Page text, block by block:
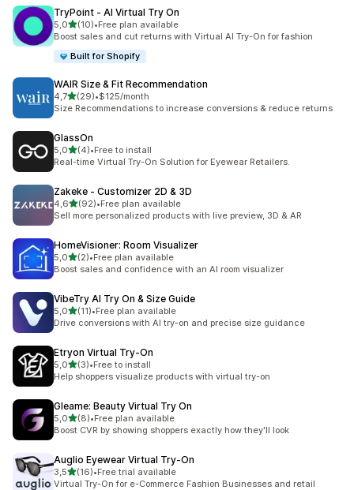
TryPoint ‑ AI Virtual Try On
5,0na 5 gwiazdek
(10)
Łączna liczba recenzji: 10
•Free plan available
Boost sales and cut returns with Virtual AI Try-On for fashion
Built for Shopify
WAIR Size & Fit Recommendation
4,7na 5 gwiazdek
(29)
Łączna liczba recenzji: 29
•$125/month
Size Recommendations to increase conversions & reduce returns
GlassOn
5,0na 5 gwiazdek
(4)
Łączna liczba recenzji: 4
•Free to install
Real-time Virtual Try-On Solution for Eyewear Retailers.
Zakeke ‑ Customizer 2D & 3D
4,6na 5 gwiazdek
(92)
Łączna liczba recenzji: 92
•Free plan available
Sell more personalized products with live preview, 3D & AR
HomeVisioner: Room Visualizer
5,0na 5 gwiazdek
(2)
Łączna liczba recenzji: 2
•Free plan available
Boost sales and confidence with an AI room visualizer
VibeTry AI Try On & Size Guide
5,0na 5 gwiazdek
(11)
Łączna liczba recenzji: 11
•Free plan available
Drive conversions with AI try-on and precise size guidance
Etryon Virtual Try‑On
5,0na 5 gwiazdek
(3)
Łączna liczba recenzji: 3
•Free to install
Help shoppers visualize products with virtual try-on
Gleame: Beauty Virtual Try On
5,0na 5 gwiazdek
(8)
Łączna liczba recenzji: 8
•Free plan available
Boost CVR by showing shoppers exactly how they'll look
Auglio Eyewear Virtual Try‑On
3,5na 5 gwiazdek
(16)
Łączna liczba recenzji: 16
•Free trial available
Virtual Try-On for e-Commerce Fashion Businesses and retail